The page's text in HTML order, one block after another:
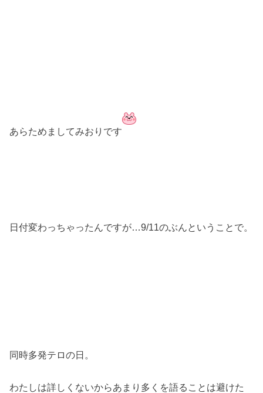
あらためましてみおりです
日付変わっちゃったんですが…9/11のぶんということで。
同時多発テロの日。
わたしは詳しくないからあまり多くを語ることは避けた